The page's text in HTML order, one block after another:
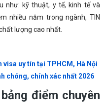
như: kỹ thuật, y tế, kinh tế và
nhiều năm trong ngành, TIN
lượng cao nhất.
uy tín tại TPHCM, Hà Nội
chóng, chính xác nhất 2026
điểm chuyên